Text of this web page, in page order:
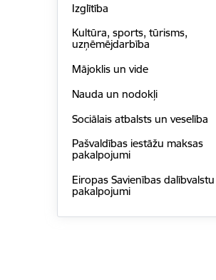
Izglītība
Kultūra, sports, tūrisms,
uzņēmējdarbība
Mājoklis un vide
Nauda un nodokļi
Sociālais atbalsts un veselība
Pašvaldības iestāžu maksas
pakalpojumi
Eiropas Savienības dalībvalstu
pakalpojumi